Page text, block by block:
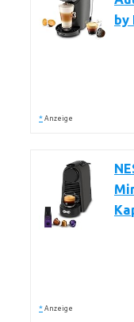
by
* Anzeige
* Anzeige